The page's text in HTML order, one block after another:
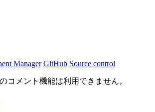
Manager GitHub Source control
コメント機能は利用できません。